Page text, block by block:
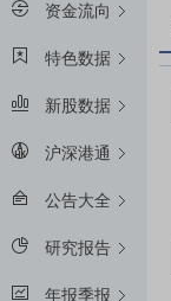
资金流向
特色数据
新股数据
沪深港通
公告大全
研究报告
年报季报